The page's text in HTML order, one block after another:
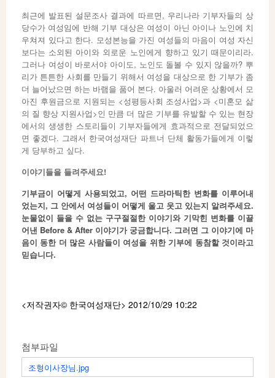
최근에 발표된 설문조사 결과에 따르면, 우리나라 기부자들의 상
당수가 여성임에 반해 기부 대상은 여성이 아닌 아이나 노인에 치
우쳐져 있다고 한다. 모성본능을 가진 여성들의 마음이 여성 자신
보다는 소외된 아이와 외로운 노인에게 향하고 있기 때문이리라.
그러나 여성이 바로서야 아이도, 노인도 돌볼 수 있지 않을까? 뿌
리가 튼튼한 사회를 만들기 위해서 여성을 대상으로 한 기부가 좀
더 늘어났으면 하는 바램을 품어 본다. 아울러 어려운 상황에서 모
아진 후원금으로 지원되는 <성평등사회 조성사업>과 <미혼모 삶
의 질 향상 지원사업>인 만큼 더 많은 기부를 유발할 수 있는 현장
에서의 생생한 스토리들이 기부자들에게 효과적으로 전달되었으
면 좋겠다. 그래서 한국여성재단 파트너 단체 활동가들에게 이렇
게 당부하고 싶다.
이야기들을 들려주세요!
기부금이 어떻게 사용되었고, 어떤 드라마틱한 변화를 이루어내
었는지, 그 안에서 여성들이 어떻게 울고 웃고 있는지 알려주세요.
눈물없이 들을 수 없는 구구절절한 이야기와 기막힌 변화를 이끌
어낸 Before & After 이야기가 궁금합니다. 그러면 그 이야기에 마
음이 동한 더 많은 사람들이 여성을 위한 기부에 동참할 것이라고
믿습니다.
<저작권자© 한국여성재단> 2012/10/29 10:22
첨부파일
조형이사장님.jpg